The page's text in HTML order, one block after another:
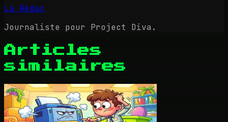
La Rédac
Journaliste pour Project Diva.
Articles
similaires